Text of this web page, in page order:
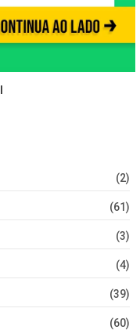
(2)
(61)
(3)
(4)
(39)
(60)